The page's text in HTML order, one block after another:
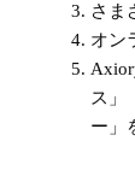
さま
オン
ス」
ー」